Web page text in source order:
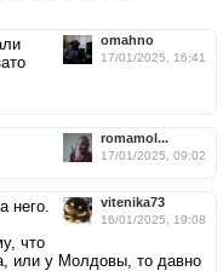
omahno
17/01/2025, 16:41
romamol...
17/01/2025, 09:02
vitenika73
16/01/2025, 19:08
него.
что
или у Молдовы, то давно